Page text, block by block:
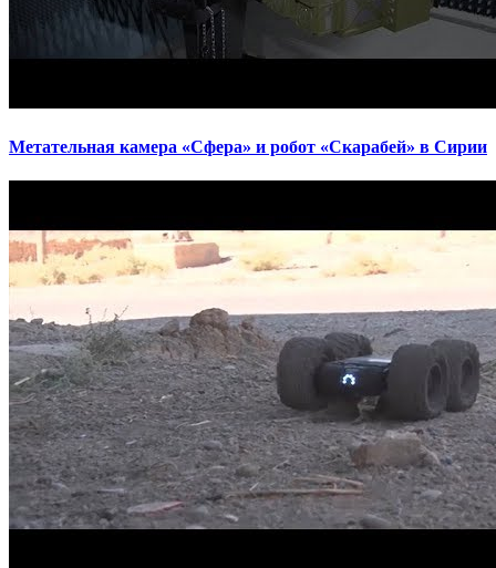
Метательная камера «Сфера» и робот «Скарабей» в Сирии